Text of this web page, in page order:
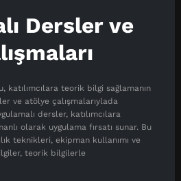
Dersler ve
katılımcılara teorik bilgi sağlamanın
ve atölye çalışmalarıylada
dersler, katılımcılara
olarak uygulama fırsatı sunar. Bu
teknikleri, ekipman kullanımı ve
teorik bilgilerle